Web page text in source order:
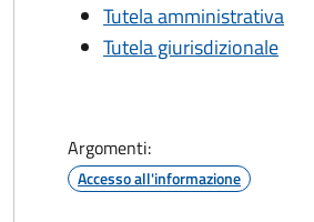
Tutela amministrativa
Tutela giurisdizionale
Argomenti:
Accesso all'informazione